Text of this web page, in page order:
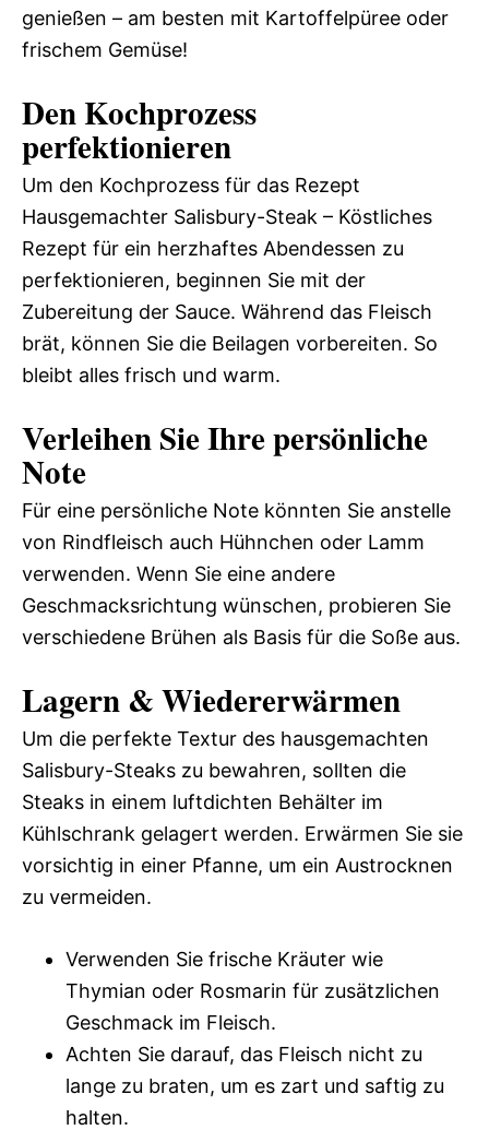
genießen – am besten mit Kartoffelpüree oder
frischem Gemüse!
Den Kochprozess
perfektionieren
Um den Kochprozess für das Rezept
Hausgemachter Salisbury-Steak – Köstliches
Rezept für ein herzhaftes Abendessen zu
perfektionieren, beginnen Sie mit der
Zubereitung der Sauce. Während das Fleisch
brät, können Sie die Beilagen vorbereiten. So
bleibt alles frisch und warm.
Verleihen Sie Ihre persönliche
Note
Für eine persönliche Note könnten Sie anstelle
von Rindfleisch auch Hühnchen oder Lamm
verwenden. Wenn Sie eine andere
Geschmacksrichtung wünschen, probieren Sie
verschiedene Brühen als Basis für die Soße aus.
Lagern & Wiedererwärmen
Um die perfekte Textur des hausgemachten
Salisbury-Steaks zu bewahren, sollten die
Steaks in einem luftdichten Behälter im
Kühlschrank gelagert werden. Erwärmen Sie sie
vorsichtig in einer Pfanne, um ein Austrocknen
zu vermeiden.
Verwenden Sie frische Kräuter wie
Thymian oder Rosmarin für zusätzlichen
Geschmack im Fleisch.
Achten Sie darauf, das Fleisch nicht zu
lange zu braten, um es zart und saftig zu
halten.